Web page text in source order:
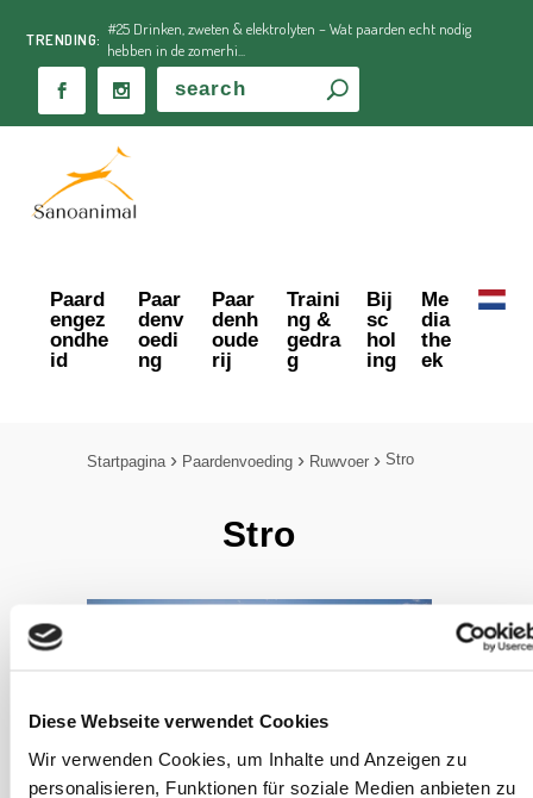
Diese Webseite verwendet Cookies
Wir verwenden Cookies, um Inhalte und Anzeigen zu
personalisieren, Funktionen für soziale Medien anbieten zu
TRENDING:
#25 Drinken, zweten & elektrolyten – Wat paarden echt nodig
hebben in de zomerhi...
Paard
engez
ondhe
id
Paar
denv
oedi
ng
Paar
denh
oude
rij
Traini
ng &
gedra
g
Bij
sc
hol
ing
Me
dia
the
ek
Startpagina Paardenvoeding Ruwvoer Stro
Stro
© Adobe Stock / Eifelchaser89